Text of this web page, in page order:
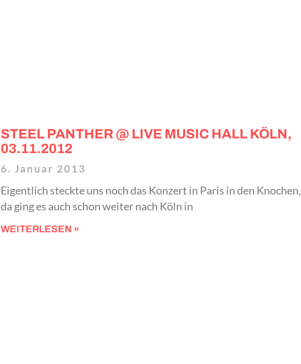
STEEL PANTHER @ LIVE MUSIC HALL KÖLN,
03.11.2012
6. Januar 2013
Eigentlich steckte uns noch das Konzert in Paris in den Knochen,
da ging es auch schon weiter nach Köln in
WEITERLESEN »